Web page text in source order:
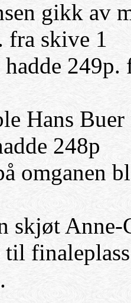
gikk av
fra skive 1
Hans
248p
omganen
skjøt
til